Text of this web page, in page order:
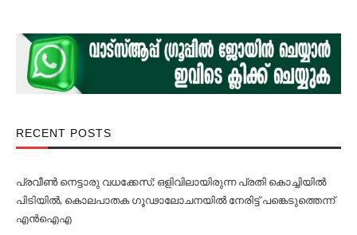
RECENT POSTS
പ്രവീൺ നെട്ടാരു വധക്കേസ്; ഒളിവിലായിരുന്ന പ്രതി കൊച്ചിയിൽ
പിടിയിൽ, കൊലപാതക ഗൂഢാലോചനയിൽ നേരിട്ട് പങ്കെടുത്തെന്ന്
എൻഐഎ